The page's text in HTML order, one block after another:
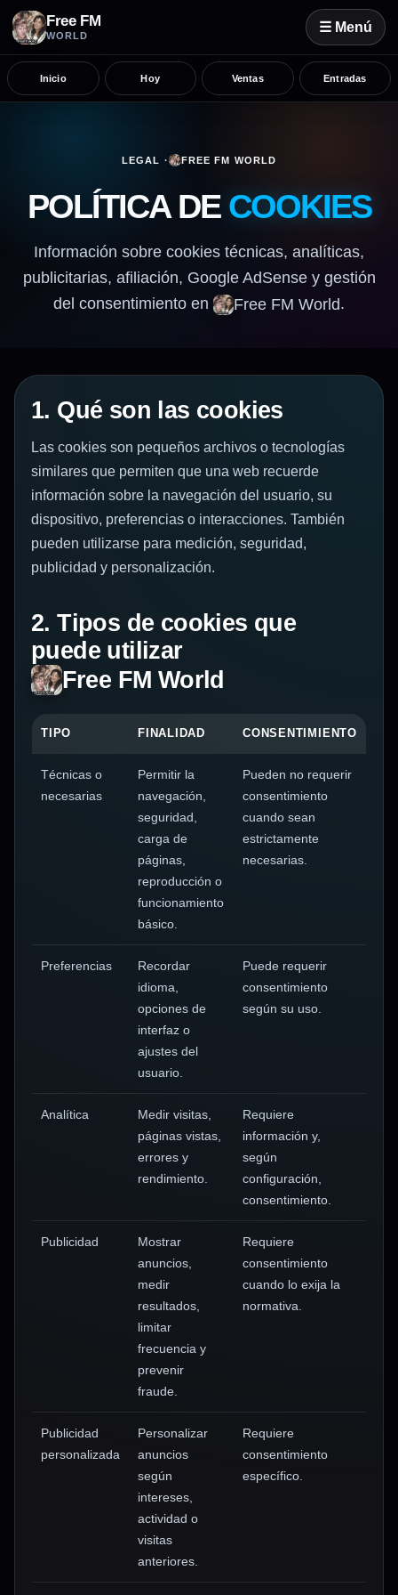
Free FM
WORLD
☰ Menú
Inicio Hoy Ventas Entradas
LEGAL · FREE FM WORLD
POLÍTICA DE COOKIES
Información sobre cookies técnicas, analíticas,
publicitarias, afiliación, Google AdSense y gestión
del consentimiento en
Free FM World.
1. Qué son las cookies
Las cookies son pequeños archivos o tecnologías
similares que permiten que una web recuerde
información sobre la navegación del usuario, su
dispositivo, preferencias o interacciones. También
pueden utilizarse para medición, seguridad,
publicidad y personalización.
2. Tipos de cookies que
puede utilizar
Free FM World
TIPO FINALIDAD CONSENTIMIENTO
Técnicas o
necesarias
Permitir la
navegación,
seguridad,
carga de
páginas,
reproducción o
funcionamiento
básico.
Pueden no requerir
consentimiento
cuando sean
estrictamente
necesarias.
Preferencias
Recordar
idioma,
opciones de
interfaz o
ajustes del
usuario.
Puede requerir
consentimiento
según su uso.
Analítica
Medir visitas,
páginas vistas,
errores y
rendimiento.
Requiere
información y,
según
configuración,
consentimiento.
Publicidad
Mostrar
anuncios,
medir
resultados,
limitar
frecuencia y
prevenir
fraude.
Requiere
consentimiento
cuando lo exija la
normativa.
Publicidad
personalizada
Personalizar
anuncios
según
intereses,
actividad o
visitas
anteriores.
Requiere
consentimiento
específico.